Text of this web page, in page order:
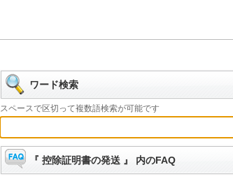
ワード検索
スペースで区切って複数語検索が可能です
『 控除証明書の発送 』 内のFAQ